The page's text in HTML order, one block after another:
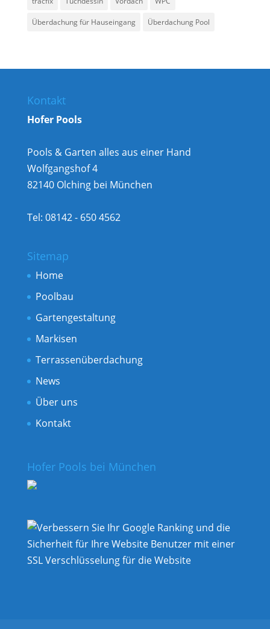
Überdachung für Hauseingang Überdachung Pool
Kontakt
Hofer Pools
Pools & Garten alles aus einer Hand
Wolfgangshof 4
82140 Olching bei München
Tel: 08142 - 650 4562
Sitemap
Home
Poolbau
Gartengestaltung
Markisen
Terrassenüberdachung
News
Über uns
Kontakt
Hofer Pools bei München